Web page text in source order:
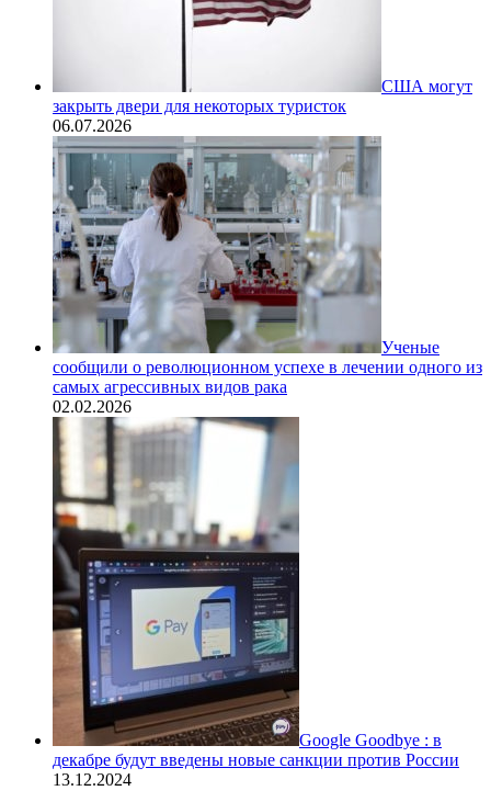
США могут
закрыть двери для некоторых туристок
06.07.2026
Ученые
сообщили о революционном успехе в лечении одного из
самых агрессивных видов рака
02.02.2026
Google Goodbye : в
декабре будут введены новые санкции против России
13.12.2024